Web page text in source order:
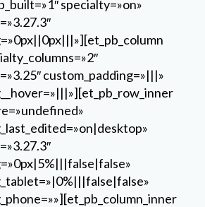
specialty=»on»
custom_padding=»|||»